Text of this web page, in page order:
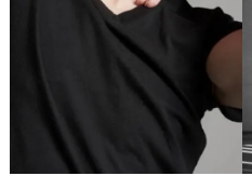
スタジオ概要
オプション内容
お知らせ
ディレクター・カメラマン
募集